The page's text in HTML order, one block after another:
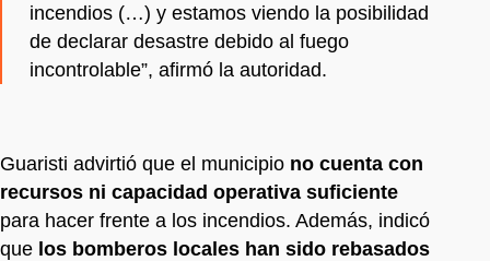
incendios (…) y estamos viendo la posibilidad
de declarar desastre debido al fuego
incontrolable”, afirmó la autoridad.
Guaristi advirtió que el municipio no cuenta con
recursos ni capacidad operativa suficiente
para hacer frente a los incendios. Además, indicó
que los bomberos locales han sido rebasados